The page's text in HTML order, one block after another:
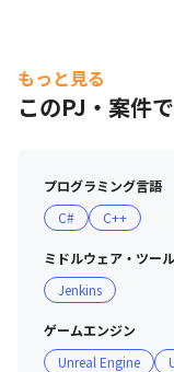
もっと見る
このPJ・案件
プログラミング言語
C#
C++
ミドルウェア・ツール
Jenkins
ゲームエンジン
Unreal Engine